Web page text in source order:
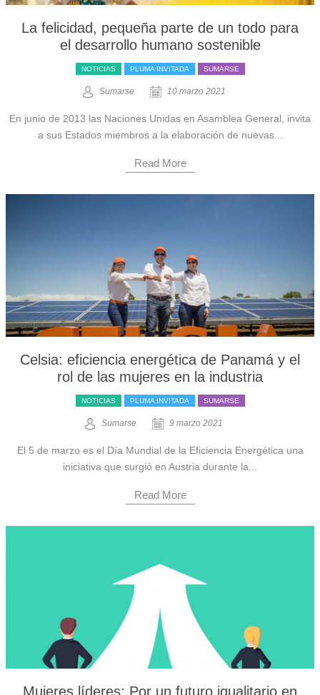
La felicidad, pequeña parte de un todo para
el desarrollo humano sostenible
NOTICIAS PLUMA INVITADA SUMARSE
Sumarse 10 marzo 2021
En junio de 2013 las Naciones Unidas en Asamblea General, invita
a sus Estados miembros a la elaboración de nuevas...
Read More
Celsia: eficiencia energética de Panamá y el
rol de las mujeres en la industria
NOTICIAS PLUMA INVITADA SUMARSE
Sumarse 9 marzo 2021
El 5 de marzo es el Día Mundial de la Eficiencia Energética una
iniciativa que surgió en Austria durante la...
Read More
Mujeres líderes: Por un futuro igualitario en